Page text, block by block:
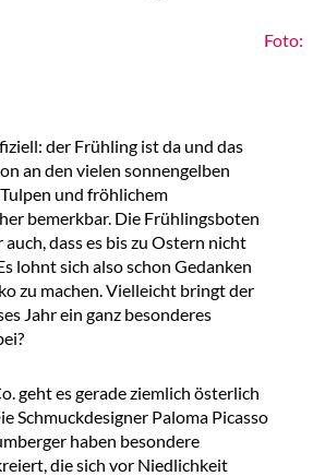
Foto:
der Frühling ist da und das
an den vielen sonnengelben
und fröhlichem
bemerkbar. Die Frühlingsboten
auch, dass es bis zu Ostern nicht
lohnt sich also schon Gedanken
zu machen. Vielleicht bringt der
Jahr ein ganz besonderes
geht es gerade ziemlich österlich
Schmuckdesigner Paloma Picasso
haben besondere
die sich vor Niedlichkeit